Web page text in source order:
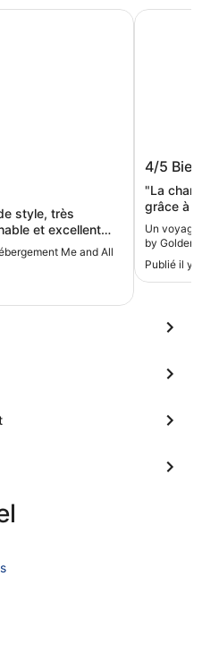
Hyatt
style, très
et excellent
Me and All
Hotel
4/5 Bien
"La
grâce à
salle de
avons
l'accueil
trouvé
euros la
par
monde
réveil."
Un
by Golden
Publié il y
Hotel